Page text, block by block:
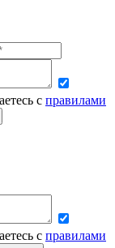
с правилами
с правилами